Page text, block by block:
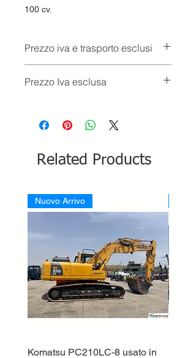
100 cv.
Prezzo iva e trasporto esclusi
Prezzo Iva esclusa
Related Products
Nuovo Arrivo
Komatsu PC210LC-8 usato in